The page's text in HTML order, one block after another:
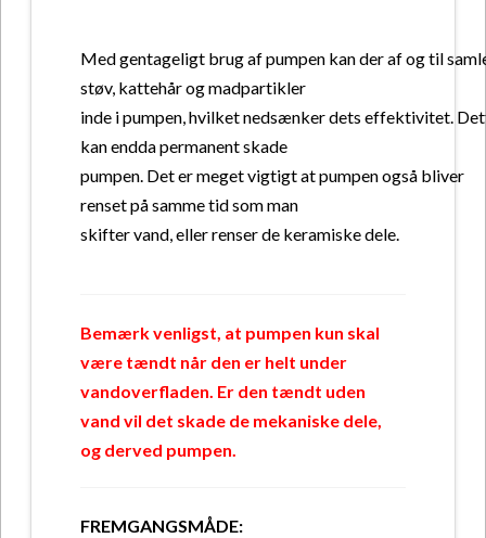
Med gentageligt brug af pumpen kan der af og til
støv, kattehår og madpartikler
inde i pumpen, hvilket nedsænker dets effektivitet.
kan endda permanent skade
pumpen. Det er meget vigtigt at pumpen også bliver
renset på samme tid som man
skifter vand, eller renser de keramiske dele.
Bemærk venligst, at pumpen kun skal
være tændt når den er helt under
vandoverfladen. Er den tændt uden
vand vil det skade de mekaniske dele,
og derved pumpen.
FREMGANGSMÅDE: